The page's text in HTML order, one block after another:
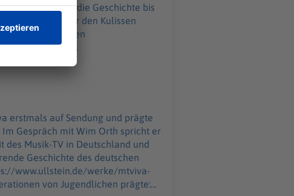
History" über die Geschichte bis
der Hype hinter den Kulissen
diesem Link:
hört ihr,
podcasts/aha-
WELT. Immer montags und
WELT-DIGITAL.html
erstmals auf Sendung und prägte
Gespräch mit Wim Orth spricht er
des Musik-TV in Deutschland und
www.ullstein.de/werke/mtviva-